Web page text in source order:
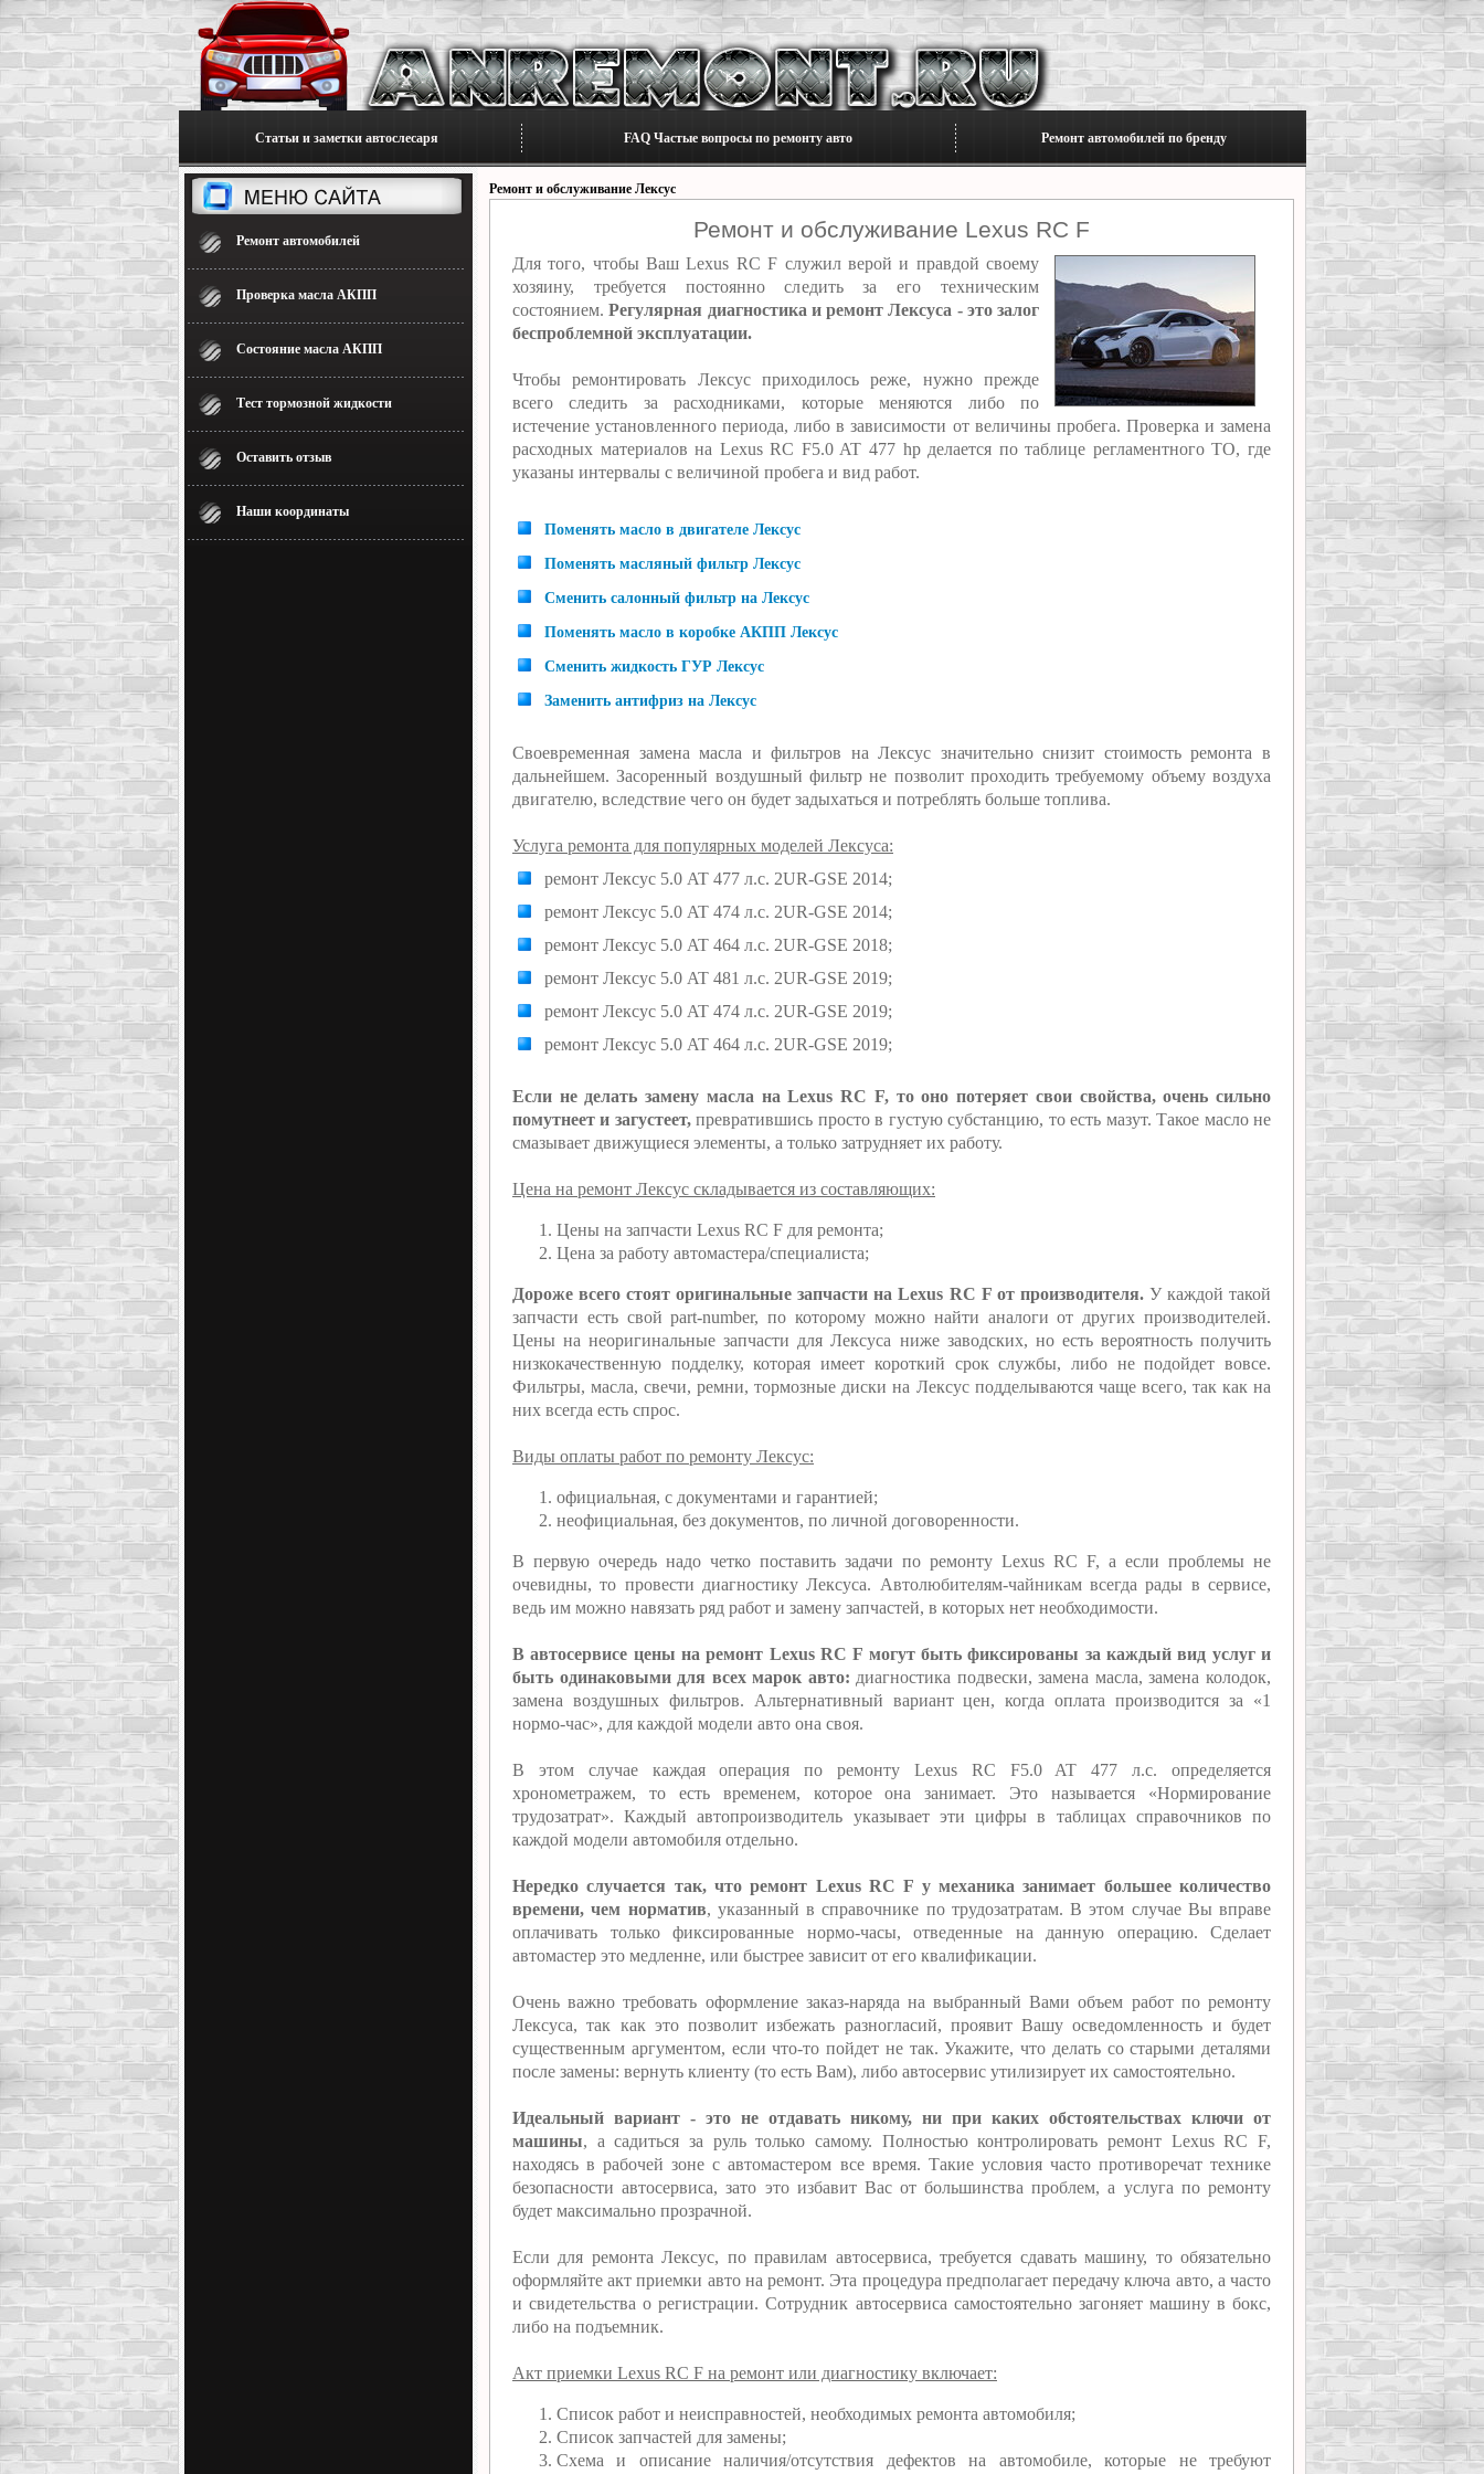
Статьи и заметки автослесаря FAQ Частые вопросы по ремонту авто Ремонт автомобилей по бренду
Ремонт автомобилей
Проверка масла АКПП
Состояние масла АКПП
Тест тормозной жидкости
Оставить отзыв
Наши координаты
Ремонт и обслуживание Лексус
Ремонт и обслуживание Lexus RC F
Для того, чтобы Ваш Lexus RC F служил верой и правдой своему
хозяину, требуется постоянно следить за его техническим
состоянием.Регулярная диагностика и ремонт Лексуса - это залог
беспроблемной эксплуатации.
Чтобы ремонтировать Лексус приходилось реже, нужно прежде
всего следить за расходниками, которые меняются либо по
истечение установленного периода, либо в зависимости от величины пробега. Проверка и замена
расходных материалов на Lexus RC F5.0 AT 477 hp делается по таблице регламентного ТО, где
указаны интервалы с величиной пробега и вид работ.
Поменять масло в двигателе Лексус
Поменять масляный фильтр Лексус
Сменить салонный фильтр на Лексус
Поменять масло в коробке АКПП Лексус
Сменить жидкость ГУР Лексус
Заменить антифриз на Лексус
Своевременная замена масла и фильтров на Лексус значительно снизит стоимость ремонта в
дальнейшем. Засоренный воздушный фильтр не позволит проходить требуемому объему воздуха
двигателю, вследствие чего он будет задыхаться и потреблять больше топлива.
Услуга ремонта для популярных моделей Лексуса:
ремонт Лексус 5.0 AT 477 л.с. 2UR-GSE 2014;
ремонт Лексус 5.0 AT 474 л.с. 2UR-GSE 2014;
ремонт Лексус 5.0 AT 464 л.с. 2UR-GSE 2018;
ремонт Лексус 5.0 AT 481 л.с. 2UR-GSE 2019;
ремонт Лексус 5.0 AT 474 л.с. 2UR-GSE 2019;
ремонт Лексус 5.0 AT 464 л.с. 2UR-GSE 2019;
Если не делать замену масла на Lexus RC F, то оно потеряет свои свойства, очень сильно
помутнеет и загустеет,превратившись просто в густую субстанцию, то есть мазут. Такое масло не
смазывает движущиеся элементы, а только затрудняет их работу.
Цена на ремонт Лексус складывается из составляющих:
Цены на запчасти Lexus RC F для ремонта;
Цена за работу автомастера/специалиста;
Дороже всего стоят оригинальные запчасти на Lexus RC F от производителя.У каждой такой
запчасти есть свой part-number, по которому можно найти аналоги от других производителей.
Цены на неоригинальные запчасти для Лексуса ниже заводских, но есть вероятность получить
низкокачественную подделку, которая имеет короткий срок службы, либо не подойдет вовсе.
Фильтры, масла, свечи, ремни, тормозные диски на Лексус подделываются чаще всего, так как на
них всегда есть спрос.
Виды оплаты работ по ремонту Лексус:
официальная, с документами и гарантией;
неофициальная, без документов, по личной договоренности.
В первую очередь надо четко поставить задачи по ремонту Lexus RC F, а если проблемы не
очевидны, то провести диагностику Лексуса. Автолюбителям-чайникам всегда рады в сервисе,
ведь им можно навязать ряд работ и замену запчастей, в которых нет необходимости.
В автосервисе цены на ремонт Lexus RC F могут быть фиксированы за каждый вид услуг и
быть одинаковыми для всех марок авто: диагностика подвески, замена масла, замена колодок,
замена воздушных фильтров. Альтернативный вариант цен, когда оплата производится за «1
нормо-час», для каждой модели авто она своя.
В этом случае каждая операция по ремонту Lexus RC F5.0 AT 477 л.с. определяется
хронометражем, то есть временем, которое она занимает. Это называется «Нормирование
трудозатрат». Каждый автопроизводитель указывает эти цифры в таблицах справочников по
каждой модели автомобиля отдельно.
Нередко случается так, что ремонт Lexus RC F у механика занимает большее количество
времени, чем норматив, указанный в справочнике по трудозатратам. В этом случае Вы вправе
оплачивать только фиксированные нормо-часы, отведенные на данную операцию. Сделает
автомастер это медленне, или быстрее зависит от его квалификации.
Очень важно требовать оформление заказ-наряда на выбранный Вами объем работ по ремонту
Лексуса, так как это позволит избежать разногласий, проявит Вашу осведомленность и будет
существенным аргументом, если что-то пойдет не так. Укажите, что делать со старыми деталями
после замены: вернуть клиенту (то есть Вам), либо автосервис утилизирует их самостоятельно.
Идеальный вариант - это не отдавать никому, ни при каких обстоятельствах ключи от
машины, а садиться за руль только самому. Полностью контролировать ремонт Lexus RC F,
находясь в рабочей зоне с автомастером все время. Такие условия часто противоречат технике
безопасности автосервиса, зато это избавит Вас от большинства проблем, а услуга по ремонту
будет максимально прозрачной.
Если для ремонта Лексус, по правилам автосервиса, требуется сдавать машину, то обязательно
оформляйте акт приемки авто на ремонт. Эта процедура предполагает передачу ключа авто, а часто
и свидетельства о регистрации. Сотрудник автосервиса самостоятельно загоняет машину в бокс,
либо на подъемник.
Акт приемки Lexus RC F на ремонт или диагностику включает:
Список работ и неисправностей, необходимых ремонта автомобиля;
Список запчастей для замены;
Схема и описание наличия/отсутствия дефектов на автомобиле, которые не требуют